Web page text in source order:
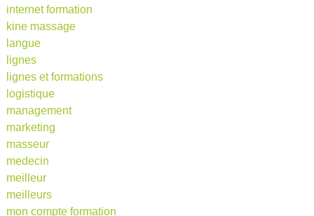
internet formation
kine massage
langue
lignes
lignes et formations
logistique
management
marketing
masseur
medecin
meilleur
meilleurs
mon compte formation